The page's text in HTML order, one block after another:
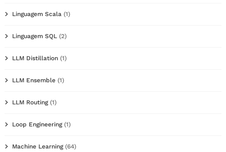
Linguagem Scala (1)
Linguagem SQL (2)
LLM Distillation (1)
LLM Ensemble (1)
LLM Routing(1)
Loop Engineering(1)
Machine Learning(64)